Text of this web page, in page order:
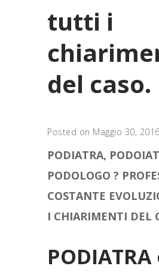
tutti i
del caso.
Posted on Maggio 30, 2016
PODIATRA,
PODOLOGO ?
COSTANTE
I CHIARIMENTI DEL
PODIATRA